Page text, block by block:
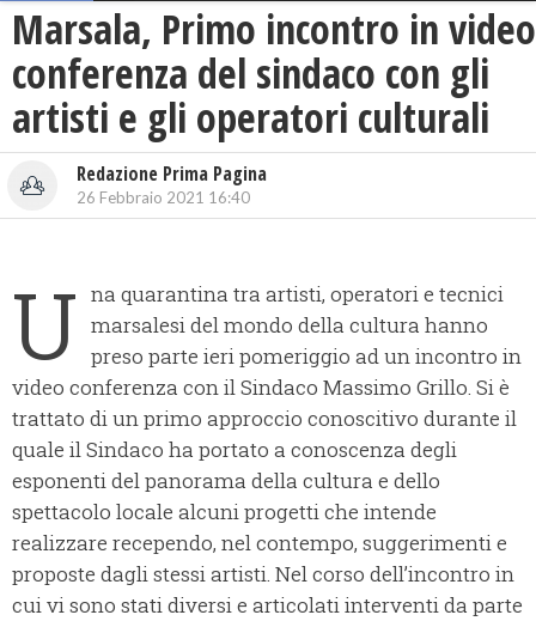
Marsala, Primo incontro in video
conferenza del sindaco con gli
artisti e gli operatori culturali
Redazione Prima Pagina
26 Febbraio 2021 16:40
U na quarantina tra artisti, operatori e tecnici
marsalesi del mondo della cultura hanno
preso parte ieri pomeriggio ad un incontro in
video conferenza con il Sindaco Massimo Grillo. Si è
trattato di un primo approccio conoscitivo durante il
quale il Sindaco ha portato a conoscenza degli
esponenti del panorama della cultura e dello
spettacolo locale alcuni progetti che intende
realizzare recependo, nel contempo, suggerimenti e
proposte dagli stessi artisti. Nel corso dell’incontro in
cui vi sono stati diversi e articolati interventi da parte